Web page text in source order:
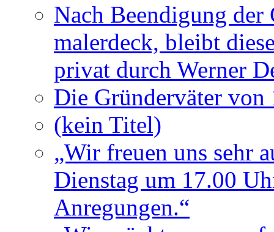
Nach Beendigung
malerdeck, bleibt
privat durch Werner
Die Gründerväter
(kein Titel)
„Wir freuen uns sehr
Dienstag um 17.00
Anregungen.“